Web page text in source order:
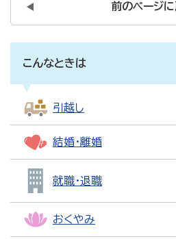
前のページ
こんなときは
引越し
結婚・離婚
就職・退職
おくやみ